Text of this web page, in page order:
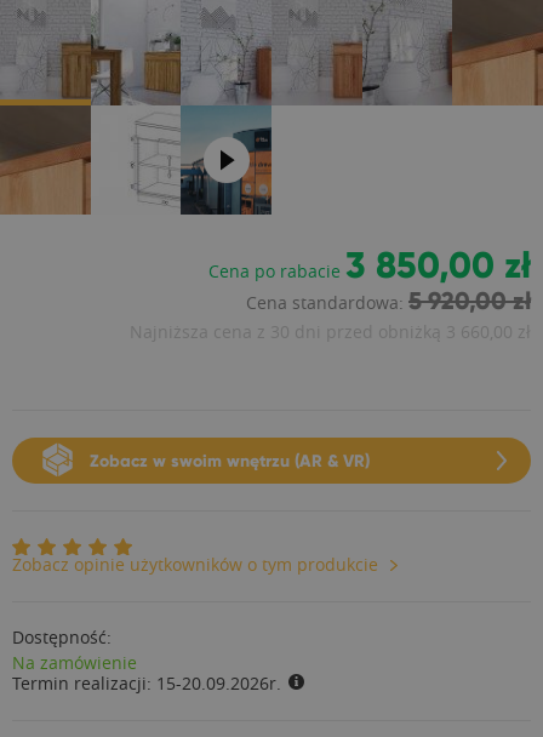
Cena po rabacie 3 850,00 zł
Cena standardowa: 5 920,00 zł
Najniższa cena z 30 dni przed obniżką 3 660,00 zł
Zobacz w swoim wnętrzu (AR & VR)
Zobacz opinie użytkowników o tym produkcie
Dostępność:
Na zamówienie
Termin realizacji: 15-20.09.2026r.